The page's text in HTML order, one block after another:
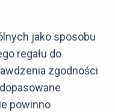
jako sposobu
regału do
zgodności
powinno